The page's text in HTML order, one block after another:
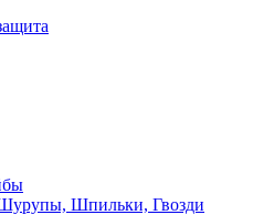
Шпильки, Гвозди